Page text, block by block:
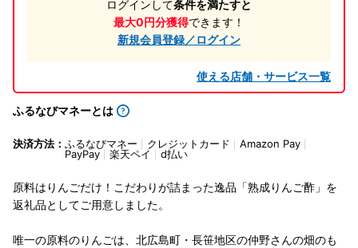
ログインして条件を満たすと
最大0円分獲得できます！
新規会員登録／ログイン
使える店舗・サービス一覧
ふるなびマネーとは
決済方法： ふるなびマネー クレジットカード
Amazon Pay
PayPay
楽天ペイ d払い
原料はりんごだけ！こだわりが詰まった逸品「熟成りんご酢」を
返礼品としてご用意しました。
唯一の原料のりんごは、北広島町・長笹地区の仲野さんの畑のも